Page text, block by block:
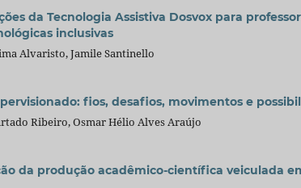
da Tecnologia Assistiva Dosvox para
inclusivas
Alvaristo, Jamile Santinello
fios, desafios, movimentos e
Ribeiro, Osmar Hélio Alves Araújo
da produção acadêmico-científica veiculada